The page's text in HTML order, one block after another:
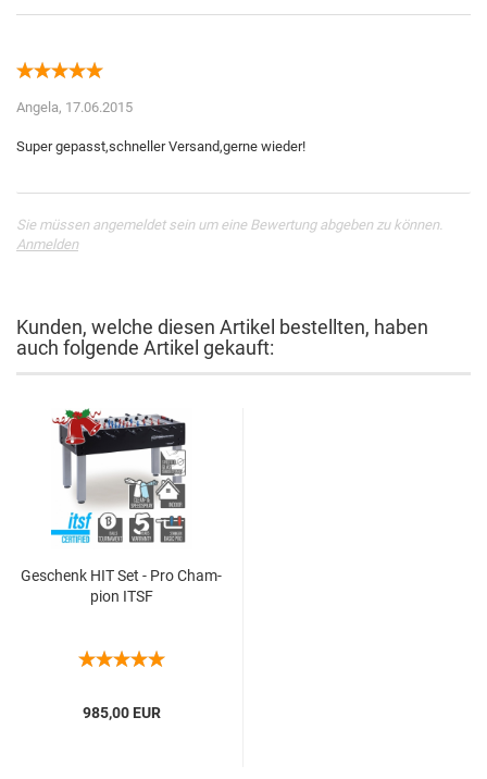
Angela, 17.06.2015
Sie müssen angemeldet sein um eine Bewertung abgeben zu können.
Anmelden
Kunden, welche diesen Artikel bestellten, haben
auch folgende Artikel gekauft:
Ge­schenk HIT Set - Pro Cham­
pion ITSF
985,00 EUR